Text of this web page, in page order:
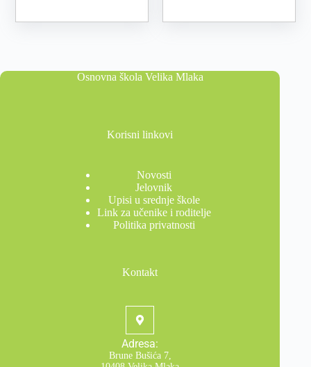
Osnovna škola Velika Mlaka
Korisni linkovi
Novosti
Jelovnik
Upisi u srednje škole
Link za učenike i roditelje
Politika privatnosti
Kontakt
Adresa:
Brune Bušića 7,